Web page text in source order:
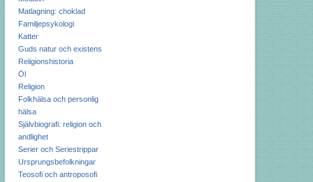
Matlagning: choklad
Familjepsykologi
Katter
Guds natur och existens
Religionshistoria
Öl
Religion
Folkhälsa och personlig
hälsa
Självbiografi: religion och
andlighet
Serier och Seriestrippar
Ursprungsbefolkningar
Teosofi och antroposofi